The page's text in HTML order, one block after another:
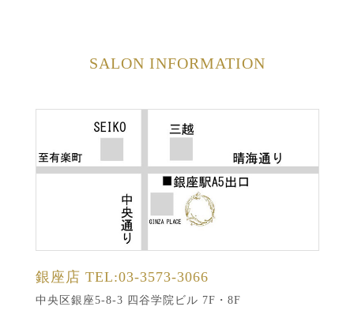
SALON INFORMATION
銀座店 TEL:03-3573-3066
中央区銀座5-8-3 四谷学院ビル 7F・8F